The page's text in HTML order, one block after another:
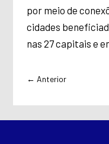
por meio de
cidades
nas 27 capitais e
← Anterior